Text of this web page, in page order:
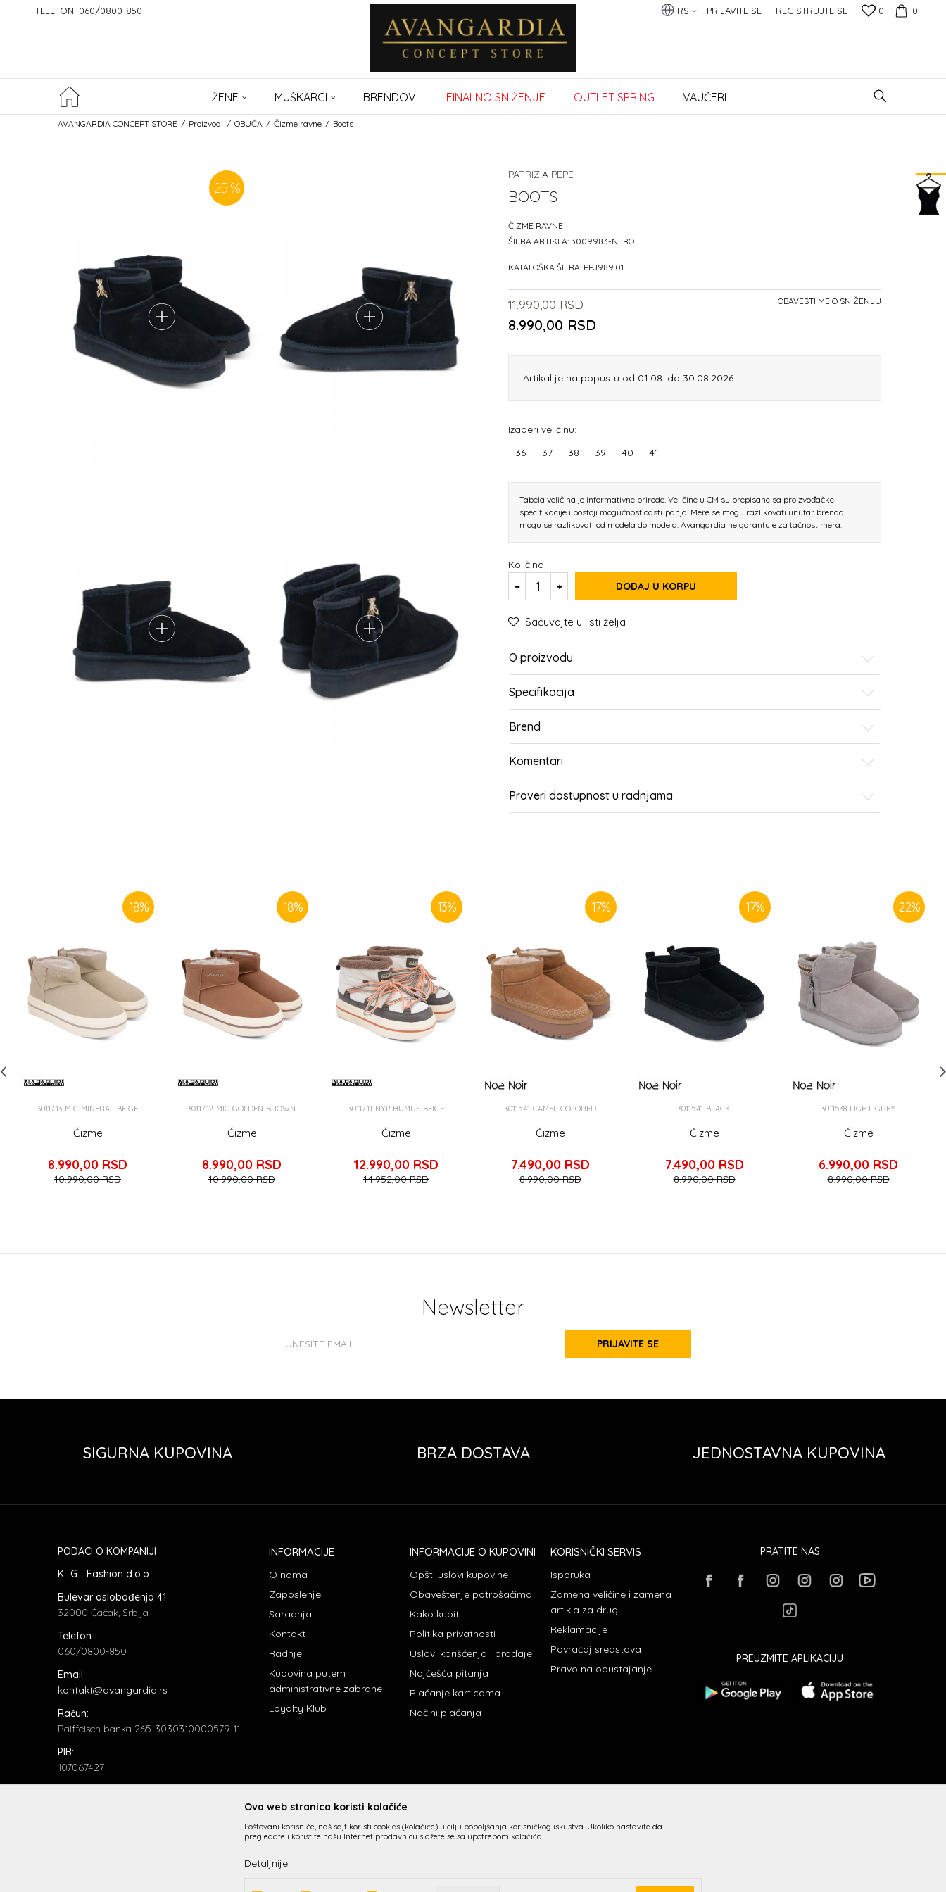
TELEFON: 060/0800-850 0
0
PRIJAVITE SE REGISTRUJTE SE
RS
ŽENE MUŠKARCI BRENDOVI FINALNO SNIŽENJE OUTLET SPRING VAUČERI
AVANGARDIA CONCEPT STORE Proizvodi OBUĆA Čizme ravne Boots
25 %
PATRIZIA PEPE
BOOTS
ČIZME RAVNE
ŠIFRA ARTIKLA: 3009983-NERO
KATALOŠKA ŠIFRA: PPJ989.01
11.990,00 RSD
8.990,00 RSD
OBAVESTI ME O SNIŽENJU
Artikal je na popustu od 01.08. do 30.08.2026.
Izaberi veličinu:
36 37 38 39 40 41
Tabela veličina je informativne prirode. Veličine u CM su prepisane sa proizvođačke
specifikacije i postoji mogućnost odstupanja. Mere se mogu razlikovati unutar brenda i
mogu se razlikovati od modela do modela. Avangardia ne garantuje za tačnost mera.
Količina:
DODAJ U KORPU
Sačuvajte u listi želja
O proizvodu
Specifikacija
Brend
Komentari
Proveri dostupnost u radnjama
18%
3011713-MIC-MINERAL-BEIGE
Čizme
8.990,00 RSD
10.990,00RSD
18%
3011712-MIC-GOLDEN-BROWN
Čizme
8.990,00 RSD
10.990,00RSD
13%
3011711-NYP-HUMUS-BEIGE
Čizme
12.990,00 RSD
14.952,00RSD
17%
3011541-CAMEL-COLORED
Čizme
7.490,00 RSD
8.990,00RSD
17%
3011541-BLACK
Čizme
7.490,00 RSD
8.990,00RSD
22%
3011538-LIGHT-GREY
Čizme
6.990,00 RSD
8.990,00RSD
Newsletter
PRIJAVITE SE
SIGURNA KUPOVINA BRZA DOSTAVA JEDNOSTAVNA KUPOVINA
PODACI O KOMPANIJI
K...G... Fashion d.o.o.
Bulevar oslobođenja 41
32000 Čačak, Srbija
Telefon:
060/0800-850
Email:
kontakt@avangardia.rs
Račun:
Raiffeisen banka 265-3030310000579-11
PIB:
107067427
INFORMACIJE
O nama
Zaposlenje
Saradnja
Kontakt
Radnje
Kupovina putem
administrativne zabrane
Loyalty Klub
INFORMACIJE O KUPOVINI
Opšti uslovi kupovine
Obaveštenje potrošačima
Kako kupiti
Politika privatnosti
Uslovi korišćenja i prodaje
Najčešća pitanja
Plaćanje karticama
Načini plaćanja
KORISNIČKI SERVIS
Isporuka
Zamena veličine i zamena
artikla za drugi
Reklamacije
Povraćaj sredstava
Pravo na odustajanje
PRATITE NAS
PREUZMITE APLIKACIJU
Ova web stranica koristi kolačiće
Poštovani korisniče, naš sajt koristi cookies (kolačiće) u cilju poboljšanja korisničkog iskustva. Ukoliko nastavite da
pregledate i koristite našu Internet prodavnicu slažete se sa upotrebom kolačića.
Detaljnije